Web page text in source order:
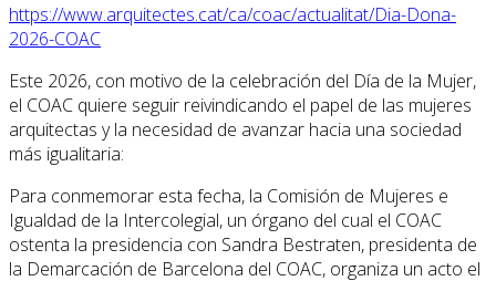
https://www.arquitectes.cat/ca/coac/actualitat/Dia-Dona-
2026-COAC
Este 2026, con motivo de la celebración del Día de la Mujer,
el COAC quiere seguir reivindicando el papel de las mujeres
arquitectas y la necesidad de avanzar hacia una sociedad
más igualitaria:
Para conmemorar esta fecha, la Comisión de Mujeres e
Igualdad de la Intercolegial, un órgano del cual el COAC
ostenta la presidencia con Sandra Bestraten, presidenta de
la Demarcación de Barcelona del COAC, organiza un acto el